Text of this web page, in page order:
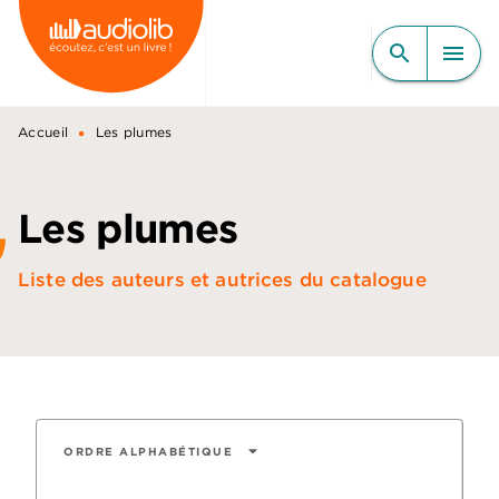
MENU RECHERCHE
CONTENU
PIED DE PAGE
search menu
Accueil • Les plumes
Les plumes
Liste des auteurs et autrices du catalogue
ORDRE ALPHABÉTIQUE arrow_drop_down